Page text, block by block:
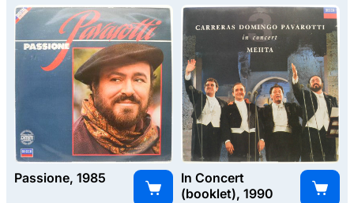
Passione, 1985
In Concert
(booklet), 1990